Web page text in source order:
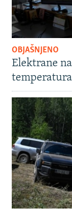
OBJAŠNJENO
Elektrane